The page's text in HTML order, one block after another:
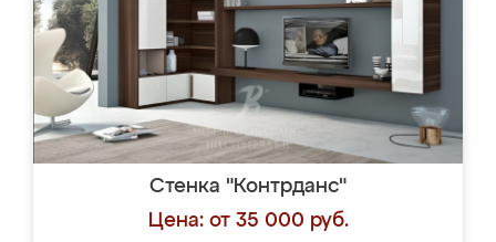
Стенка "Контрданс"
Цена: от 35 000 руб.